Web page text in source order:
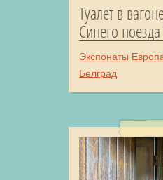
Туалет в
Синего
Экспонаты
Белград